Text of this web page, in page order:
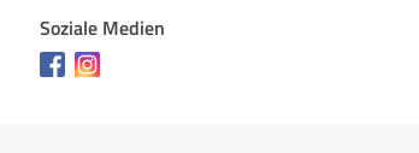
Soziale Medien